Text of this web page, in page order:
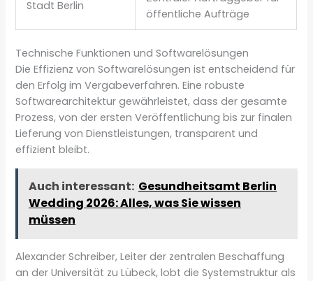
Stadt Berlin
öffentliche Aufträge
Technische Funktionen und Softwarelösungen
Die Effizienz von Softwarelösungen ist entscheidend für
den Erfolg im Vergabeverfahren. Eine robuste
Softwarearchitektur gewährleistet, dass der gesamte
Prozess, von der ersten Veröffentlichung bis zur finalen
Lieferung von Dienstleistungen, transparent und
effizient bleibt.
Auch interessant: Gesundheitsamt Berlin
Wedding 2026: Alles, was Sie wissen
müssen
Alexander Schreiber, Leiter der zentralen Beschaffung
an der Universität zu Lübeck, lobt die Systemstruktur als